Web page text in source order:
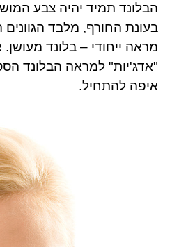
הבלונד תמיד יהיה צבע
בעונת החורף, מלבד
מראה ייחודי – בלונד
"אדג'יות" למראה הבלונד
איפה להתחיל.